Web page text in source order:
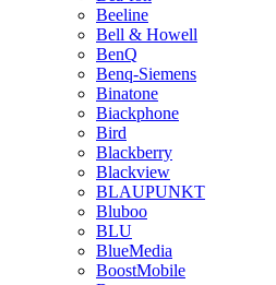
Beeline
Bell & Howell
BenQ
Benq-Siemens
Binatone
Biackphone
Bird
Blackberry
Blackview
BLAUPUNKT
Bluboo
BLU
BlueMedia
BoostMobile